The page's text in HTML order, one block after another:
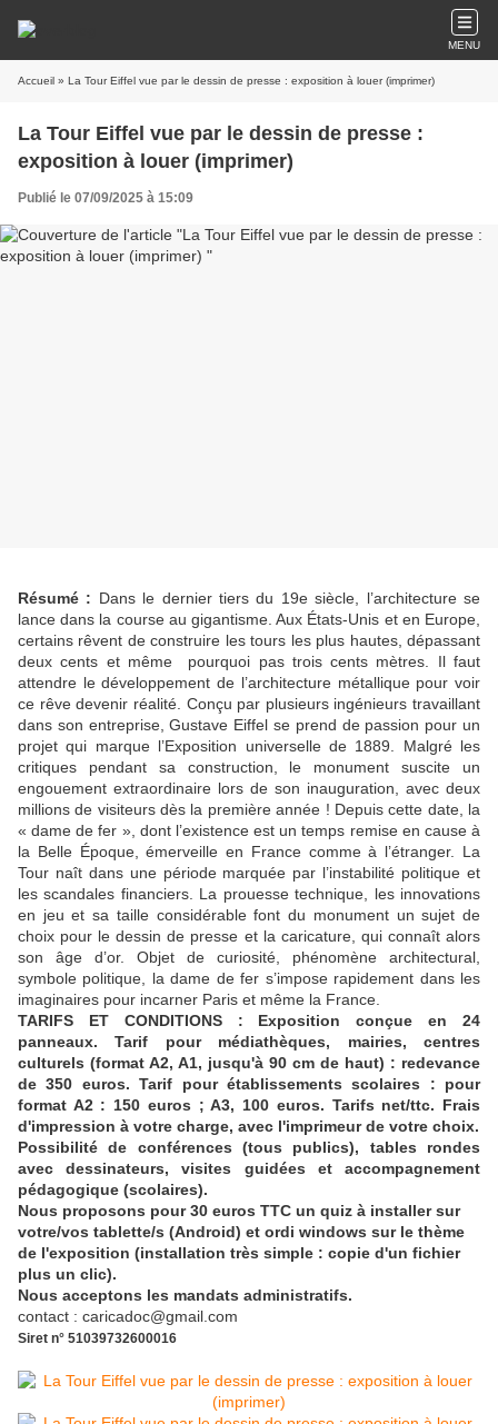
MENU
Accueil » La Tour Eiffel vue par le dessin de presse : exposition à louer (imprimer)
La Tour Eiffel vue par le dessin de presse :
exposition à louer (imprimer)
Publié le 07/09/2025 à 15:09
Résumé : Dans le dernier tiers du 19e siècle, l’architecture se
lance dans la course au gigantisme. Aux États-Unis et en Europe,
certains rêvent de construire les tours les plus hautes, dépassant
deux cents et même pourquoi pas trois cents mètres. Il faut
attendre le développement de l’architecture métallique pour voir
ce rêve devenir réalité. Conçu par plusieurs ingénieurs travaillant
dans son entreprise, Gustave Eiffel se prend de passion pour un
projet qui marque l’Exposition universelle de 1889. Malgré les
critiques pendant sa construction, le monument suscite un
engouement extraordinaire lors de son inauguration, avec deux
millions de visiteurs dès la première année ! Depuis cette date, la
« dame de fer », dont l’existence est un temps remise en cause à
la Belle Époque, émerveille en France comme à l’étranger. La
Tour naît dans une période marquée par l’instabilité politique et
les scandales financiers. La prouesse technique, les innovations
en jeu et sa taille considérable font du monument un sujet de
choix pour le dessin de presse et la caricature, qui connaît alors
son âge d’or. Objet de curiosité, phénomène architectural,
symbole politique, la dame de fer s’impose rapidement dans les
imaginaires pour incarner Paris et même la France.
TARIFS ET CONDITIONS : Exposition conçue en 24
panneaux. Tarif pour médiathèques, mairies, centres
culturels (format A2, A1, jusqu'à 90 cm de haut) : redevance
de 350 euros. Tarif pour établissements scolaires : pour
format A2 : 150 euros ; A3, 100 euros. Tarifs net/ttc. Frais
d'impression à votre charge, avec l'imprimeur de votre choix.
Possibilité de conférences (tous publics), tables rondes
avec dessinateurs, visites guidées et accompagnement
pédagogique (scolaires).
Nous proposons pour 30 euros TTC un quiz à installer sur
votre/vos tablette/s (Android) et ordi windows sur le thème
de l'exposition (installation très simple : copie d'un fichier
plus un clic).
Nous acceptons les mandats administratifs.
contact : caricadoc@gmail.com
Siret n° 51039732600016